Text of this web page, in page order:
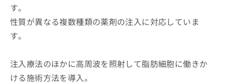
す。
性質が異なる複数種類の薬剤の注入に対応していま
す。
注入療法のほかに高周波を照射して脂肪細胞に働きか
ける施術方法を導入。